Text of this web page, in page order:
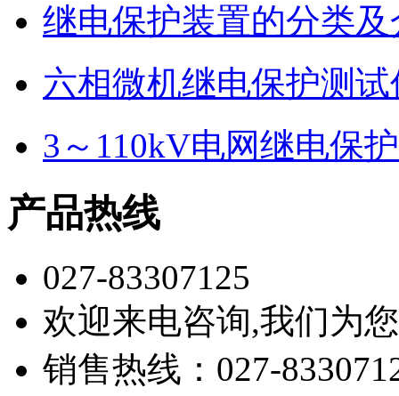
继电保护装置的分类及
六相微机继电保护测
3～110kV电网继电保
产品热线
027-83307125
欢迎来电咨询,我们为
销售热线：027-